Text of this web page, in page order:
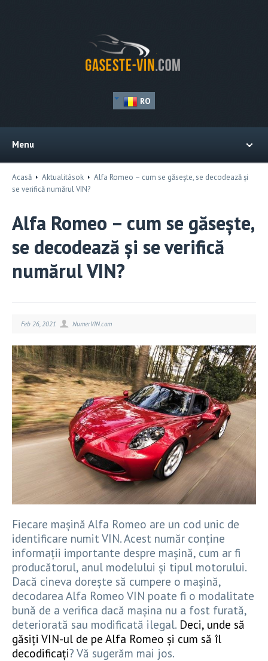
RO
Menu
Acasă Aktualitások
Alfa Romeo – cum se găsește, se decodează și
se verifică numărul VIN?
Alfa Romeo – cum se găsește,
se decodează și se verifică
numărul VIN?
Feb 26, 2021 NumerVIN.com
Fiecare mașină Alfa Romeo are un cod unic de
identificare numit VIN. Acest număr conține
informații importante despre mașină, cum ar fi
producătorul, anul modelului și tipul motorului.
Dacă cineva dorește să cumpere o mașină,
decodarea Alfa Romeo VIN poate fi o modalitate
bună de a verifica dacă mașina nu a fost furată,
deteriorată sau modificată ilegal. Deci, unde să
găsiți VIN-ul de pe Alfa Romeo și cum să îl
decodificați? Vă sugerăm mai jos.